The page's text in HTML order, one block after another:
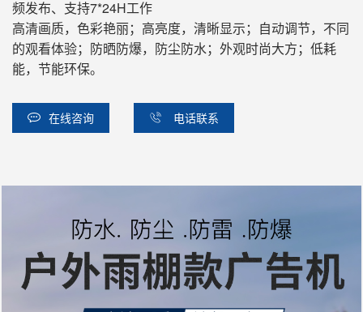
频发布、支持7*24H工作
高清画质，色彩艳丽；高亮度，清晰显示；自动调节，不同
的观看体验；防晒防爆，防尘防水；外观时尚大方；低耗
能，节能环保。
在线咨询 电话联系